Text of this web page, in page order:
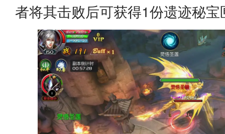
者将其击败后可获得1份遗迹秘宝